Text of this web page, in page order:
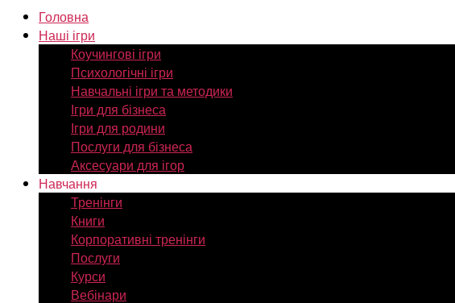
Головна
Наші ігри
Коучингові ігри
Психологічні ігри
Навчальні ігри та методики
Ігри для бізнеса
Ігри для родини
Послуги для бізнеса
Аксесуари для ігор
Навчання
Тренінги
Книги
Корпоративні тренінги
Послуги
Курси
Вебінари